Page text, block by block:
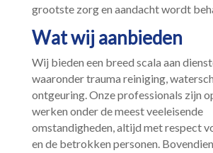
grootste zorg en aandacht wordt
Wat wij aanbieden
Wij bieden een breed scala aan
waaronder trauma reiniging,
ontgeuring.​ Onze professionals zijn
werken onder de meest veeleisende
omstandigheden, altijd met respect
en de betrokken personen.​